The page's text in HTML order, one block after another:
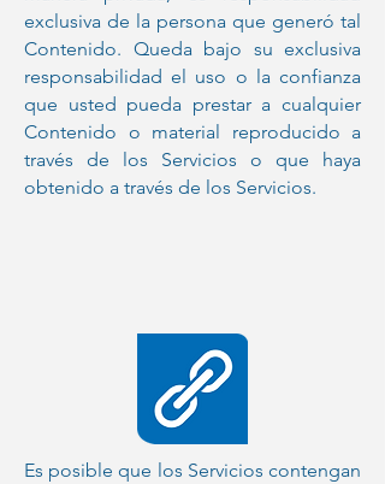
exclusiva de la persona que generó tal
Contenido. Queda bajo su exclusiva
responsabilidad el uso o la confianza
que usted pueda prestar a cualquier
Contenido o material reproducido a
través de los Servicios o que haya
obtenido a través de los Servicios.
Es posible que los Servicios contengan